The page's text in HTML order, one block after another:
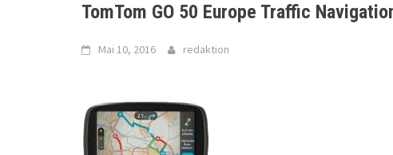
TomTom GO 50 Europe Traffic
Mai 10, 2016 redaktion